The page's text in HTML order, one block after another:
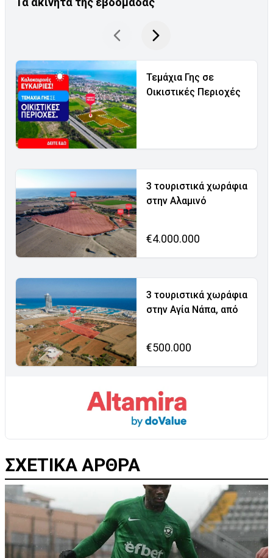
Τεμάχια Γης σε
Οικιστικές Περιοχές
3 τουριστικά χωράφια
στην Αλαμινό
€4.000.000
3 τουριστικά χωράφια
στην Αγία Νάπα, από
€500.000
ΣΧΕΤΙΚΑ ΑΡΘΡΑ